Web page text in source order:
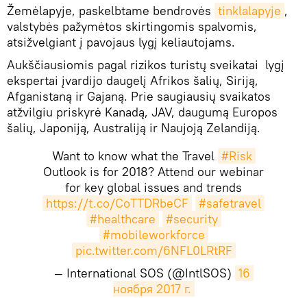
Žemėlapyje, paskelbtame bendrovės tinklalapyje ,
valstybės pažymėtos skirtingomis spalvomis,
atsižvelgiant į pavojaus lygį keliautojams.
Aukščiausiomis pagal rizikos turistų sveikatai lygį
ekspertai įvardijo daugelį Afrikos šalių, Siriją,
Afganistaną ir Gajaną. Prie saugiausių svaikatos
atžvilgiu priskyrė Kanadą, JAV, daugumą Europos
šalių, Japoniją, Australiją ir Naujoją Zelandiją.
Want to know what the Travel #Risk
Outlook is for 2018? Attend our webinar
for key global issues and trends
https://t.co/CoTTDRbeCF
#safetravel
#healthcare
#security
#mobileworkforce
pic.twitter.com/6NFL0LRtRF
— International SOS (@IntlSOS) 16
ноября 2017 г.